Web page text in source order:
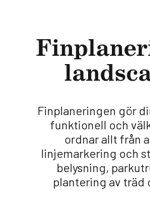
Finplaneringen gör
funktionell och
ordnar allt från
linjemarkering och
belysning,
plantering av träd